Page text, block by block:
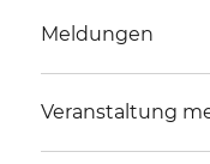
Meldungen
Veranstaltung